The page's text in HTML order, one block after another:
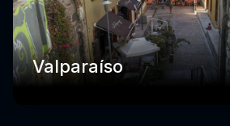
Valparaíso